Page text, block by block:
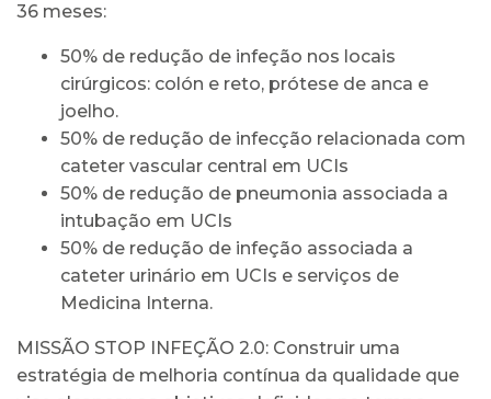
36 meses:
50% de redução de infeção nos locais
cirúrgicos: colón e reto, prótese de anca e
joelho.
50% de redução de infecção relacionada com
cateter vascular central em UCIs
50% de redução de pneumonia associada a
intubação em UCIs
50% de redução de infeção associada a
cateter urinário em UCIs e serviços de
Medicina Interna.
MISSÃO STOP INFEÇÃO 2.0: Construir uma
estratégia de melhoria contínua da qualidade que